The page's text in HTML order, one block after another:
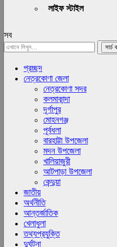
লাইফ স্টাইল
সব
প্রচ্ছদ
নেত্রকোণা জেলা
নেত্রকোণা সদর
কলমাকান্দা
দূর্গাপুর
মোহনগঞ্জ
পূর্বধলা
বারহাট্টা উপজেলা
মদন উপজেলা
খালিয়াজুরী
আটপাড়া উপজেলা
কেন্দুয়া
জাতীয়
অর্থনীতি
আন্তর্জাতিক
খেলাধুলা
তথ্যপ্রযুক্তি
দুর্ঘটনা